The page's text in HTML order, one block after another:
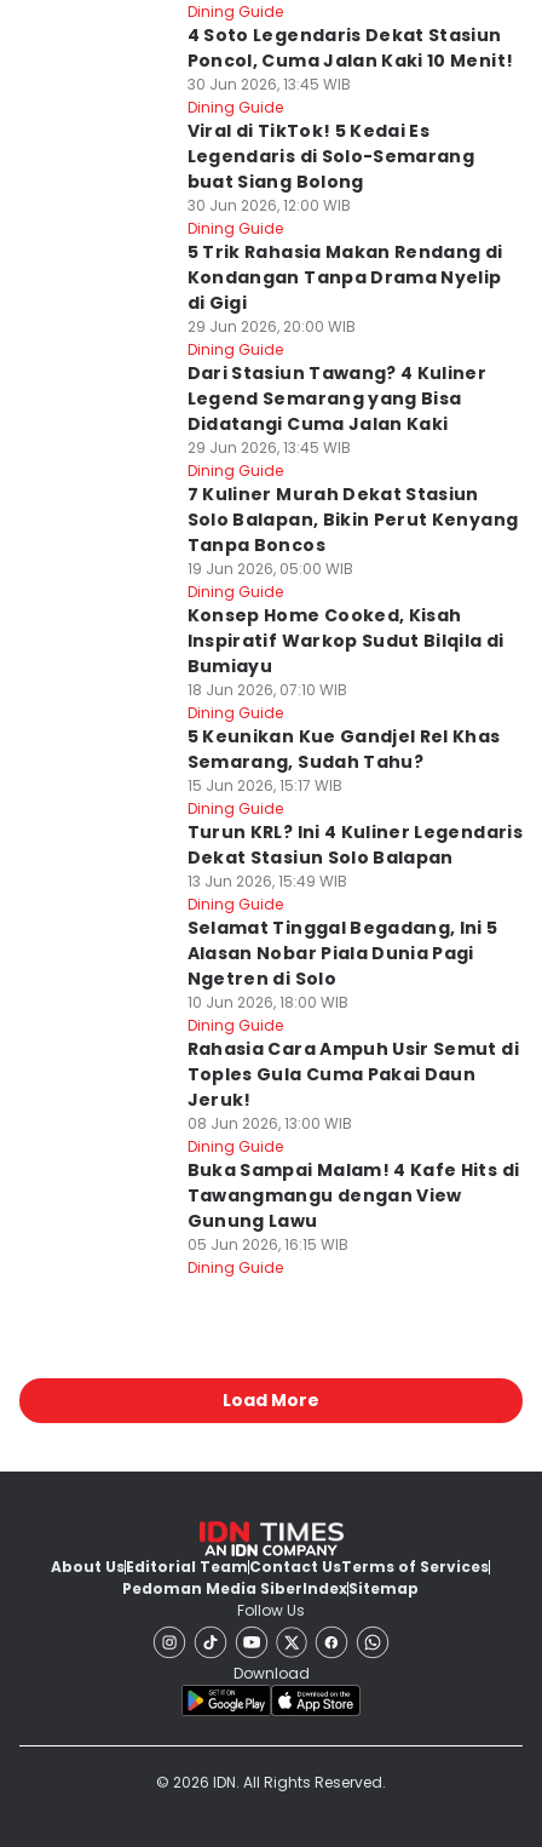
Dining Guide
4 Soto Legendaris Dekat Stasiun
Poncol, Cuma Jalan Kaki 10 Menit!
30 Jun 2026, 13:45 WIB
Dining Guide
Viral di TikTok! 5 Kedai Es
Legendaris di Solo-Semarang
buat Siang Bolong
30 Jun 2026, 12:00 WIB
Dining Guide
5 Trik Rahasia Makan Rendang di
Kondangan Tanpa Drama Nyelip
di Gigi
29 Jun 2026, 20:00 WIB
Dining Guide
Dari Stasiun Tawang? 4 Kuliner
Legend Semarang yang Bisa
Didatangi Cuma Jalan Kaki
29 Jun 2026, 13:45 WIB
Dining Guide
7 Kuliner Murah Dekat Stasiun
Solo Balapan, Bikin Perut Kenyang
Tanpa Boncos
19 Jun 2026, 05:00 WIB
Dining Guide
Konsep Home Cooked, Kisah
Inspiratif Warkop Sudut Bilqila di
Bumiayu
18 Jun 2026, 07:10 WIB
Dining Guide
5 Keunikan Kue Gandjel Rel Khas
Semarang, Sudah Tahu?
15 Jun 2026, 15:17 WIB
Dining Guide
Turun KRL? Ini 4 Kuliner Legendaris
Dekat Stasiun Solo Balapan
13 Jun 2026, 15:49 WIB
Dining Guide
Selamat Tinggal Begadang, Ini 5
Alasan Nobar Piala Dunia Pagi
Ngetren di Solo
10 Jun 2026, 18:00 WIB
Dining Guide
Rahasia Cara Ampuh Usir Semut di
Toples Gula Cuma Pakai Daun
Jeruk!
08 Jun 2026, 13:00 WIB
Dining Guide
Buka Sampai Malam! 4 Kafe Hits di
Tawangmangu dengan View
Gunung Lawu
05 Jun 2026, 16:15 WIB
Dining Guide
Load More
About UsEditorial TeamContact UsTerms of Services
Pedoman Media SiberIndexSitemap
Follow Us
Download
© 2026 IDN. All Rights Reserved.